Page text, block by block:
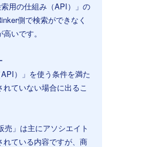
用の仕組み（API）」の
側で検索ができなく
いです。
）」を使う条件を満た
ていない場合に出るこ
売」は主にアソシエイト
ている内容ですが、商